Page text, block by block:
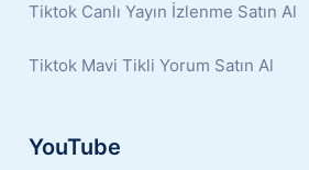
Tiktok Canlı Yayın İzlenme Satın Al
Tiktok Mavi Tikli Yorum Satın Al
YouTube